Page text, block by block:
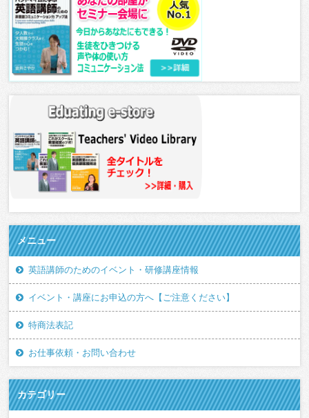
メニュー
英語講師のためのイベント・研修講座情報
イベント・講座にお申込の方へ【ご注意ください】
特商法表記
お仕事依頼・お問い合わせ
カテゴリー